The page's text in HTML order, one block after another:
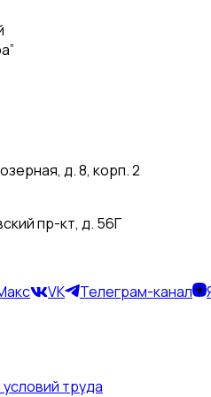
д. 8, корп. 2
пр-кт, д. 56Г
VK Телеграм-канал
труда